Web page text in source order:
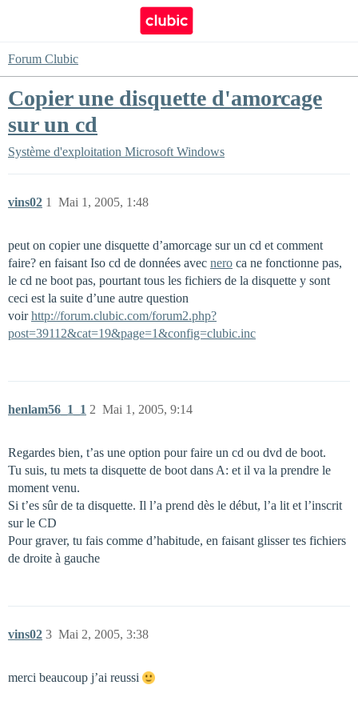
Forum Clubic
Copier une disquette d'amorcage
sur un cd
Système d'exploitation Microsoft Windows
vins02 Mai 1, 2005, 1:48
1
peut on copier une disquette d’amorcage sur un cd et comment
faire? en faisant Iso cd de données avec nero ca ne fonctionne pas,
le cd ne boot pas, pourtant tous les fichiers de la disquette y sont
ceci est la suite d’une autre question
voirhttp://forum.clubic.com/forum2.php?
post=39112&cat=19&page=1&config=clubic.inc
henlam56_1_1 Mai 1, 2005, 9:14
2
Regardes bien, t’as une option pour faire un cd ou dvd de boot.
Tu suis, tu mets ta disquette de boot dans A: et il va la prendre le
moment venu.
Si t’es sûr de ta disquette. Il l’a prend dès le début, l’a lit et l’inscrit
sur le CD
Pour graver, tu fais comme d’habitude, en faisant glisser tes fichiers
de droite à gauche
vins02 Mai 2, 2005, 3:38
3
merci beaucoup j’ai reussi